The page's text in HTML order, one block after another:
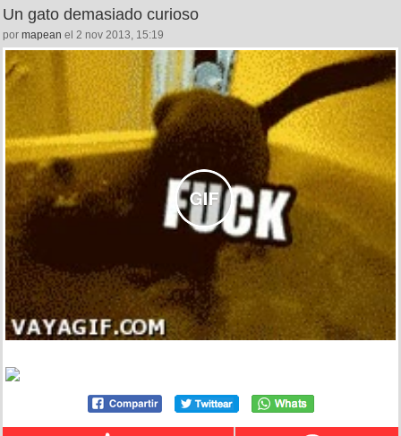
Un gato demasiado curioso
por mapean el 2 nov 2013, 15:19